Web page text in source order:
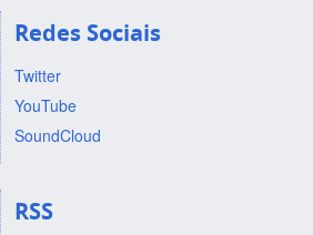
Redes Sociais
Twitter
YouTube
SoundCloud
RSS